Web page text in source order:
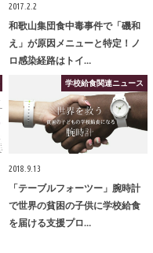
2017.2.2
和歌山集団食中毒事件で「磯和
え」が原因メニューと特定！ノ
ロ感染経路はトイ…
学校給食関連ニュース
2018.9.13
「テーブルフォーツー」腕時計
で世界の貧困の子供に学校給食
を届ける支援プロ…